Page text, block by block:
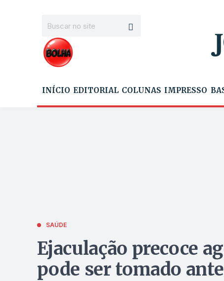
INÍCIO EDITORIAL COLUNAS IMPRESSO
SAÚDE
Ejaculação precoce
pode ser tomado